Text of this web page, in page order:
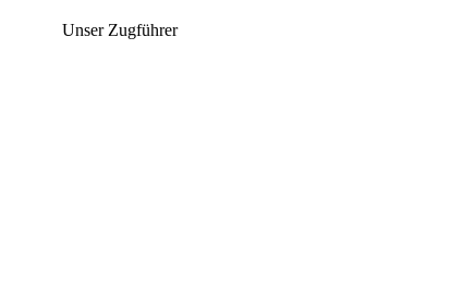
Unser Zugführer